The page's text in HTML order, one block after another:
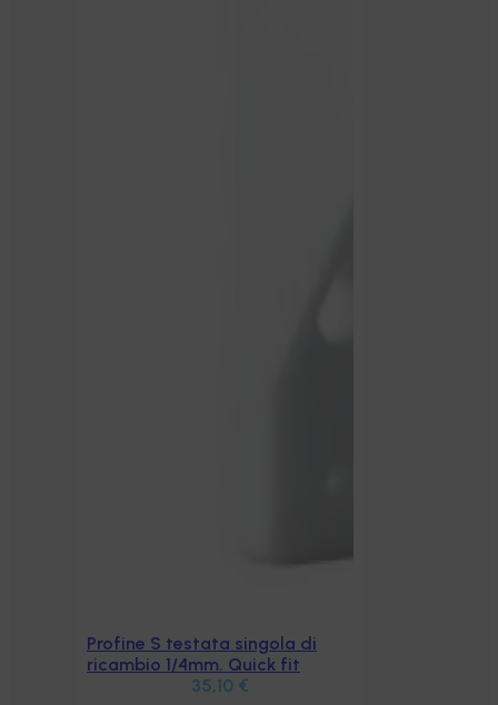
Aggiungi al carrello
Profine S testata singola di
ricambio 1/4mm. Quick fit
35,10 €